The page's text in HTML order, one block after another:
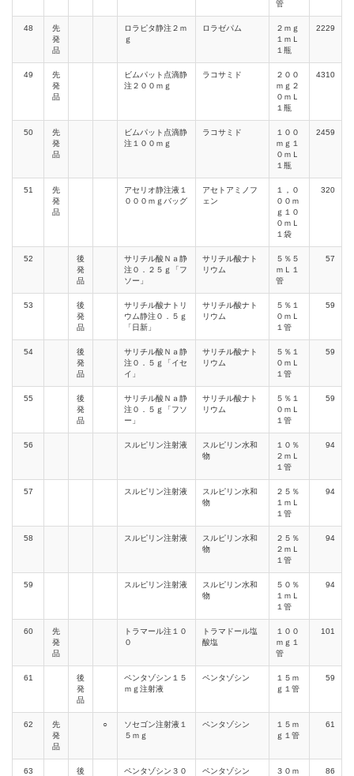
管
48
先
発
品
ロラピタ静注２ｍ
ｇ
ロラゼパム
２ｍｇ
１ｍＬ
１瓶
2229
49
先
発
品
ビムパット点滴静
注２００ｍｇ
ラコサミド
２００
ｍｇ２
０ｍＬ
１瓶
4310
50
先
発
品
ビムパット点滴静
注１００ｍｇ
ラコサミド
１００
ｍｇ１
０ｍＬ
１瓶
2459
51
先
発
品
アセリオ静注液１
０００ｍｇバッグ
アセトアミノフ
ェン
１，０
００ｍ
ｇ１０
０ｍＬ
１袋
320
52
後
発
品
サリチル酸Ｎａ静
注０．２５ｇ「フ
ソー」
サリチル酸ナト
リウム
５％５
ｍＬ１
管
57
53
後
発
品
サリチル酸ナトリ
ウム静注０．５ｇ
「日新」
サリチル酸ナト
リウム
５％１
０ｍＬ
１管
59
54
後
発
品
サリチル酸Ｎａ静
注０．５ｇ「イセ
イ」
サリチル酸ナト
リウム
５％１
０ｍＬ
１管
59
55
後
発
品
サリチル酸Ｎａ静
注０．５ｇ「フソ
ー」
サリチル酸ナト
リウム
５％１
０ｍＬ
１管
59
56 スルピリン注射液
スルピリン水和
物
１０％
２ｍＬ
１管
94
57 スルピリン注射液
スルピリン水和
物
２５％
１ｍＬ
１管
94
58 スルピリン注射液
スルピリン水和
物
２５％
２ｍＬ
１管
94
59 スルピリン注射液
スルピリン水和
物
５０％
１ｍＬ
１管
94
60
先
発
品
トラマール注１０
０
トラマドール塩
酸塩
１００
ｍｇ１
管
101
61
後
発
品
ペンタゾシン１５
ｍｇ注射液
ペンタゾシン
１５ｍ
ｇ１管
59
62
先
発
品
○
ソセゴン注射液１
５ｍｇ
ペンタゾシン
１５ｍ
ｇ１管
61
63
後
ペンタゾシン３０
ペンタゾシン
３０ｍ
86